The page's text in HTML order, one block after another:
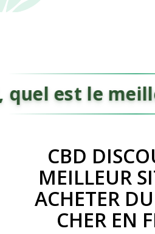
(30 avis)
est le
CBD
MEILLEUR
ACHETER
CHER EN